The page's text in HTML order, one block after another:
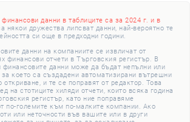
финансови данни в таблиците са за 2024 г. и в
някои дружества липсват данни, най-вероятно те
си още в предходни години.
данни на компаниите се извличат от
финансови отчети в Търговския регистър. В
финансовите данни може да бъдат непълни или
за което са създадени автоматизирани вътрешни
откриване, и те се поправят от редактор. Това
на стотиците хиляди отчети, които всяка година
регистър, като ние поправяме
по-големите към по-малките компании. Ако
или неточности във вашите или в други